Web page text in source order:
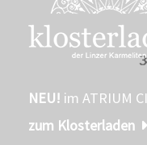
NEU! im ATRIUM
zum Klosterladen